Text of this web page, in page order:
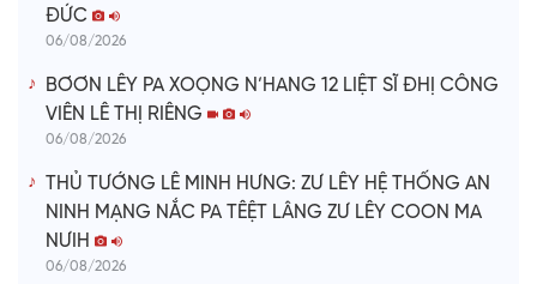
ĐỨC
06/08/2026
BƠƠN LÊY PA XOỌNG N’HANG 12 LIỆT SĨ ĐHỊ CÔNG
VIÊN LÊ THỊ RIÊNG
06/08/2026
THỦ TƯỚNG LÊ MINH HƯNG: ZƯ LÊY HỆ THỐNG AN
NINH MẠNG NẮC PA TÊỆT LÂNG ZƯ LÊY COON MA
NƯIH
06/08/2026